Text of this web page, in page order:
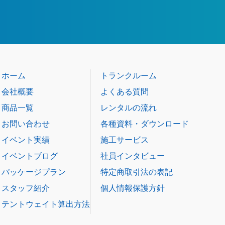
ホーム
会社概要
商品一覧
お問い合わせ
イベント実績
イベントブログ
パッケージプラン
スタッフ紹介
テントウェイト算出方法
トランクルーム
よくある質問
レンタルの流れ
各種資料・ダウンロード
施工サービス
社員インタビュー
特定商取引法の表記
個人情報保護方針